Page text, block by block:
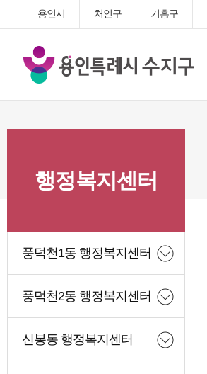
용인시 처인구 기흥구
용
인
특
시
구행정복지센터
풍덕천1동 행정복지센터
풍덕천2동 행정복지센터
신봉동 행정복지센터